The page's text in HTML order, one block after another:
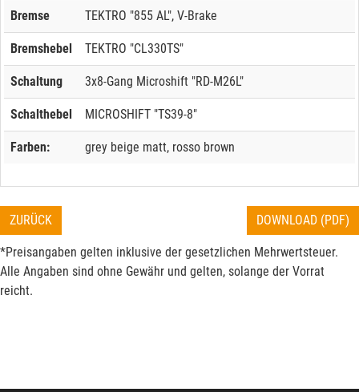
Bremse TEKTRO "855 AL", V-Brake
Bremshebel TEKTRO "CL330TS"
Schaltung 3x8-Gang Microshift "RD-M26L"
Schalthebel MICROSHIFT "TS39-8"
Farben: grey beige matt, rosso brown
ZURÜCK DOWNLOAD (PDF)
*Preisangaben gelten inklusive der gesetzlichen Mehrwertsteuer.
Alle Angaben sind ohne Gewähr und gelten, solange der Vorrat
reicht.